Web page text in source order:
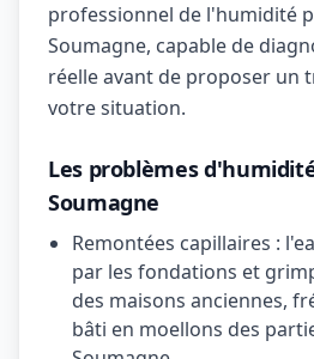
professionnel de l'humidité
Soumagne, capable de
réelle avant de proposer un
votre situation.
Les problèmes
Soumagne
Remontées capillaires :
par les fondations et
des maisons anciennes,
bâti en moellons des